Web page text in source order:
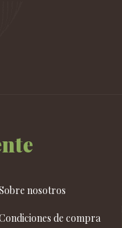
nosotros
de compra